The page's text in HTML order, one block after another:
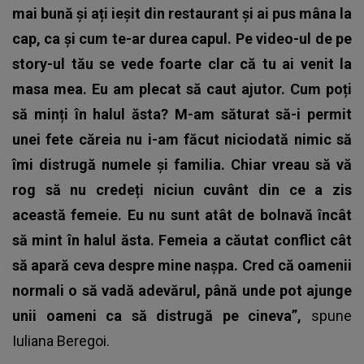
mai bună și ați ieșit din restaurant și ai pus mâna la
cap, ca și cum te-ar durea capul. Pe video-ul de pe
story-ul tău se vede foarte clar că tu ai venit la
masa mea. Eu am plecat să caut ajutor. Cum poți
să minți în halul ăsta? M-am săturat să-i permit
unei fete căreia nu i-am făcut niciodată nimic să
îmi distrugă numele și familia. Chiar vreau să vă
rog să nu credeți niciun cuvânt din ce a zis
această femeie. Eu nu sunt atât de bolnavă încât
să mint în halul ăsta. Femeia a căutat conflict cât
să apară ceva despre mine nașpa. Cred că oamenii
normali o să vadă adevărul, până unde pot ajunge
unii oameni ca să distrugă pe cineva”, spune
Iuliana Beregoi.